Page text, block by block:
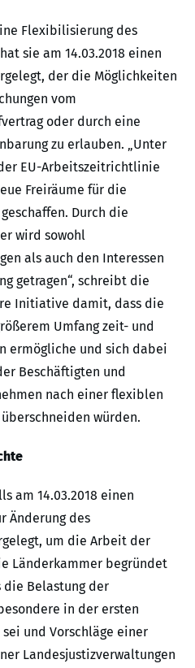
Flexibilisierung des
sie am 14.03.2018 einen
der die Möglichkeiten
vom
oder durch eine
zu erlauben. „Unter
EU-Arbeitszeitrichtlinie
Freiräume für die
Durch die
wird sowohl
als auch den Interessen
getragen“, schreibt die
Initiative damit, dass die
Umfang zeit- und
ermögliche und sich dabei
Beschäftigten und
nach einer flexiblen
würden.
am 14.03.2018 einen
Änderung des
um die Arbeit der
Länderkammer begründet
Belastung der
in der ersten
und Vorschläge einer
Landesjustizverwaltungen